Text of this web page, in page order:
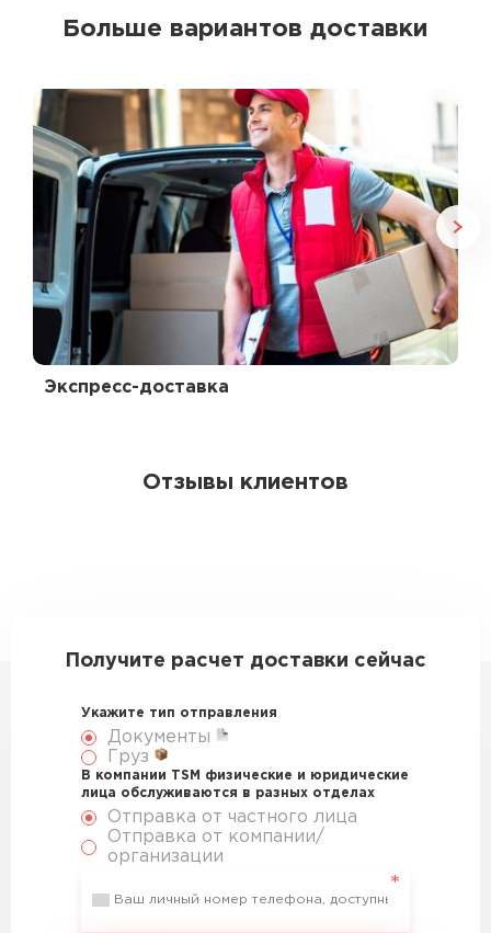
Больше вариантов доставки
Экспресс-доставка
Отзывы клиентов
Получите расчет доставки сейчас
Укажите тип отправления
Документы
Груз
В компании TSM физические и юридические
лица обслуживаются в разных отделах
Отправка от частного лица
Отправка от компании/
организации